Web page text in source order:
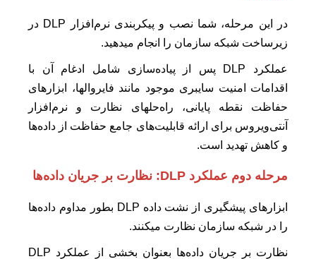
در این مرحله، شما نصب و پیکربندی نرم‌افزار DLP در
زیرساخت شبکه سازمان را انجام میدهید.
عملکرد DLP پس از پیاده‌سازی شامل ادغام آن با
اقدامات امنیت سایبری موجود مانند فایروالها، ابزارهای
حفاظت نقطه پایانی، راه‌حلهای نظارت و نرم‌افزار
آنتی‌ویروس برای ارائه قابلیت‌های جامع حفاظت از داده‌ها
و کاهش تهدید است.
مرحله دوم عملکرد DLP: نظارت بر جریان داده‌ها
ابزارهای پیشگیری از نشت داده‌ DLP بطور مداوم داده‌ها
را در شبکه سازمان نظارت میکنند.
نظارت بر جریان داده‌ها بعنوان بخشی از عملکرد DLP